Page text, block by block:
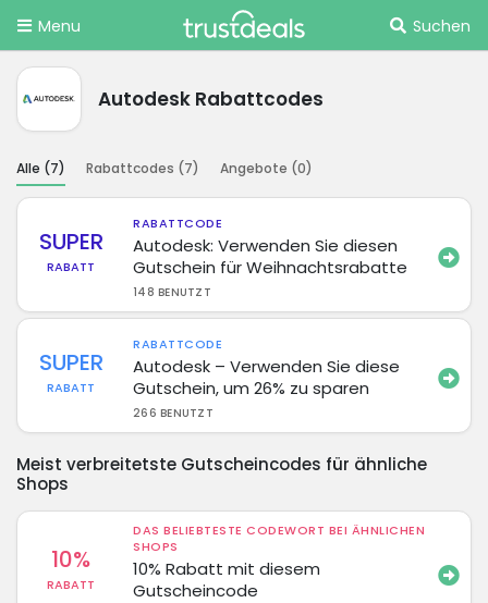
Menu Suchen
Autodesk Rabattcodes
Alle (7) Rabattcodes (7) Angebote (0)
SUPER
RABATT
RABATTCODE
Autodesk: Verwenden Sie diesen
Gutschein für Weihnachtsrabatte
148 BENUTZT
SUPER
RABATT
RABATTCODE
Autodesk – Verwenden Sie diese
Gutschein, um 26% zu sparen
266 BENUTZT
Meist verbreitetste Gutscheincodes für ähnliche
Shops
10%
RABATT
DAS BELIEBTESTE CODEWORT BEI ÄHNLICHEN
SHOPS
10% Rabatt mit diesem
Gutscheincode